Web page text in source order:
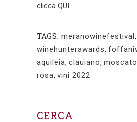
clicca QUI
TAGS: meranowinefestival,
winehunterawards,
aquileia, clauiano,
rosa, vini 2022
CERCA